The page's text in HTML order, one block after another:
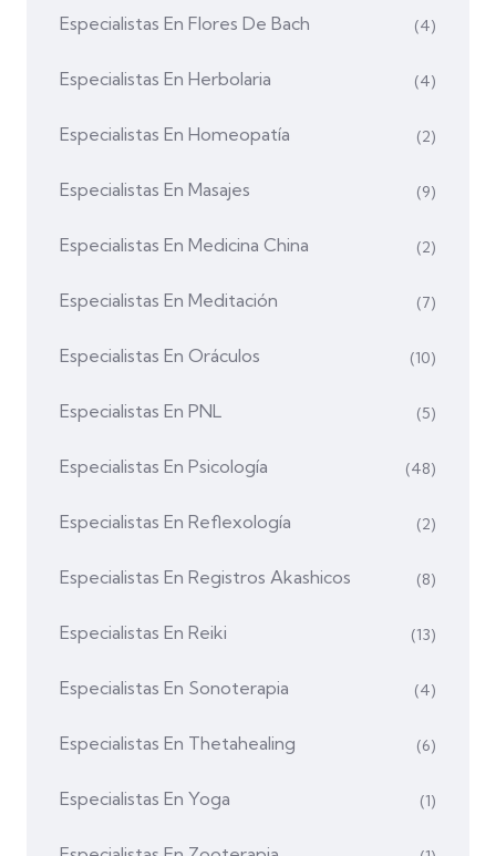
Especialistas En Flores De Bach (4)
Especialistas En Herbolaria (4)
Especialistas En Homeopatía (2)
Especialistas En Masajes (9)
Especialistas En Medicina China (2)
Especialistas En Meditación (7)
Especialistas En Oráculos (10)
Especialistas En PNL (5)
Especialistas En Psicología (48)
Especialistas En Reflexología (2)
Especialistas En Registros Akashicos (8)
Especialistas En Reiki (13)
Especialistas En Sonoterapia (4)
Especialistas En Thetahealing (6)
Especialistas En Yoga (1)